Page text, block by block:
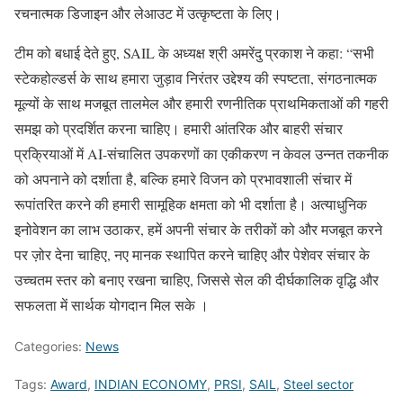
रचनात्मक डिजाइन और लेआउट में उत्कृष्टता के लिए।
टीम को बधाई देते हुए, SAIL के अध्यक्ष श्री अमरेंदु प्रकाश ने कहा: “सभी
स्टेकहोल्डर्स के साथ हमारा जुड़ाव निरंतर उद्देश्य की स्पष्टता, संगठनात्मक
मूल्यों के साथ मजबूत तालमेल और हमारी रणनीतिक प्राथमिकताओं की गहरी
समझ को प्रदर्शित करना चाहिए। हमारी आंतरिक और बाहरी संचार
प्रक्रियाओं में AI-संचालित उपकरणों का एकीकरण न केवल उन्नत तकनीक
को अपनाने को दर्शाता है, बल्कि हमारे विजन को प्रभावशाली संचार में
रूपांतरित करने की हमारी सामूहिक क्षमता को भी दर्शाता है। अत्याधुनिक
इनोवेशन का लाभ उठाकर, हमें अपनी संचार के तरीकों को और मजबूत करने
पर ज़ोर देना चाहिए, नए मानक स्थापित करने चाहिए और पेशेवर संचार के
उच्चतम स्तर को बनाए रखना चाहिए, जिससे सेल की दीर्घकालिक वृद्धि और
सफलता में सार्थक योगदान मिल सके ।
Categories: News
Tags: Award, INDIAN ECONOMY, PRSI, SAIL , Steel sector